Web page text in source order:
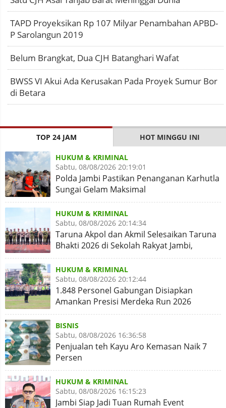
TAPD Proyeksikan Rp 107 Milyar Penambahan APBD-
P Sarolangun 2019
Belum Brangkat, Dua CJH Batanghari Wafat
BWSS VI Akui Ada Kerusakan Pada Proyek Sumur Bor
di Betara
TOP 24 JAM HOT MINGGU INI
HUKUM & KRIMINAL
Sabtu, 08/08/2026 20:19:01
Polda Jambi Pastikan Penanganan Karhutla
Sungai Gelam Maksimal
HUKUM & KRIMINAL
Sabtu, 08/08/2026 20:14:34
Taruna Akpol dan Akmil Selesaikan Taruna
Bhakti 2026 di Sekolah Rakyat Jambi,
Kegiatan Aman Lancar
HUKUM & KRIMINAL
Sabtu, 08/08/2026 20:12:44
1.848 Personel Gabungan Disiapkan
Amankan Presisi Merdeka Run 2026
BISNIS
Sabtu, 08/08/2026 16:36:58
Penjualan teh Kayu Aro Kemasan Naik 7
Persen
HUKUM & KRIMINAL
Sabtu, 08/08/2026 16:15:23
Jambi Siap Jadi Tuan Rumah Event